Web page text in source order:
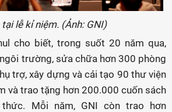
lễ kỉ niệm. (Ảnh: GNI)
cho biết, trong suốt 20 năm qua,
trường, sửa chữa hơn 300 phòng
trợ, xây dựng và cải tạo 90 thư viện
và trao tặng hơn 200.000 cuốn sách
Mỗi năm, GNI còn trao hơn